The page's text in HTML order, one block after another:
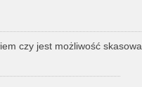
czy jest możliwość